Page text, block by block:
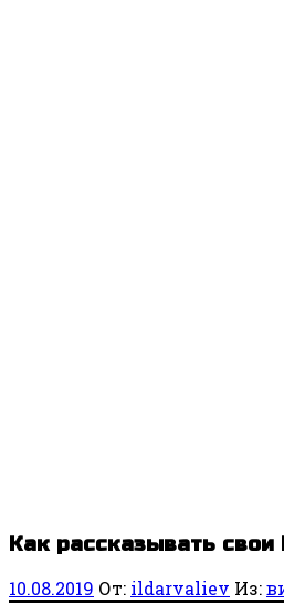
Как рассказывать
10.08.2019 От: ildarvaliev Из: